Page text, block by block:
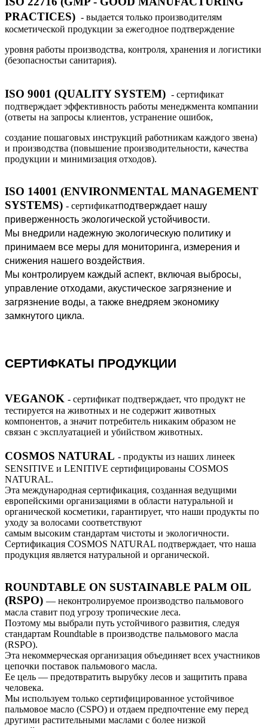
PRACTICES) - выдается только производителям
косметической продукции за ежегодное подтверждение
уровня работы производства, контроля, хранения и логистики
(безопасностьи санитария).
ISO 9001 (QUALITY SYSTEM) - сертификат
подтверждает эффективность работы менеджмента компании
(ответы на запросы клиентов, устранение ошибок,
создание пошаговых инструкций работникам каждого звена)
и производства (повышение производительности, качества
продукции и минимизация отходов).
ISO 14001 (ENVIRONMENTAL MANAGEMENT
SYSTEMS) - сертификатподтверждает нашу
приверженность экологической устойчивости.
Мы внедрили надежную экологическую политику и
принимаем все меры для мониторинга, измерения и
снижения нашего воздействия.
Мы контролируем каждый аспект, включая выбросы,
управление отходами, акустическое загрязнение и
загрязнение воды, а также внедряем экономику
замкнутого цикла.
СЕРТИФКАТЫ ПРОДУКЦИИ
VEGANOK - сертификат подтверждает, что продукт не
тестируется на животных и не содержит животных
компонентов, а значит потребитель никаким образом не
связан с эксплуатацией и убийством животных.
COSMOS NATURAL - продукты из наших линеек
SENSITIVE и LENITIVE сертифицированы COSMOS
NATURAL.
Эта международная сертификация, созданная ведущими
европейскими организациями в области натуральной и
органической косметики, гарантирует, что наши продукты по
уходу за волосами соответствуют
самым высоким стандартам чистоты и экологичности.
Сертификация COSMOS NATURAL подтверждает, что наша
продукция является натуральной и органической.
ROUNDTABLE ON SUSTAINABLE PALM OIL
(RSPO) — неконтролируемое производство пальмового
масла ставит под угрозу тропические леса.
Поэтому мы выбрали путь устойчивого развития, следуя
стандартам Roundtable в производстве пальмового масла
(RSPO).
Эта некоммерческая организация объединяет всех участников
цепочки поставок пальмового масла.
Ее цель — предотвратить вырубку лесов и защитить права
человека.
Мы используем только сертифицированное устойчивое
пальмовое масло (CSPO) и отдаем предпочтение ему перед
другими растительными маслами с более низкой